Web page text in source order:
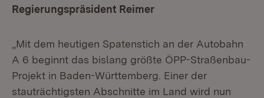
Regierungspräsident Reimer
„Mit dem heutigen Spatenstich an der Autobahn
A 6 beginnt das bislang größte ÖPP-Straßenbau-
Projekt in Baden-Württemberg. Einer der
stauträchtigsten Abschnitte im Land wird nun